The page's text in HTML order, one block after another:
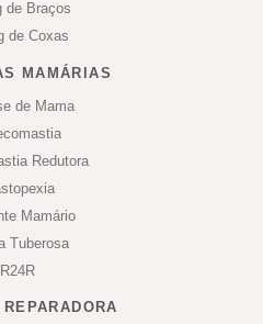
de Braços
de Coxas
MAMÁRIAS
de Mama
Redutora
Mamário
Tuberosa
R24R